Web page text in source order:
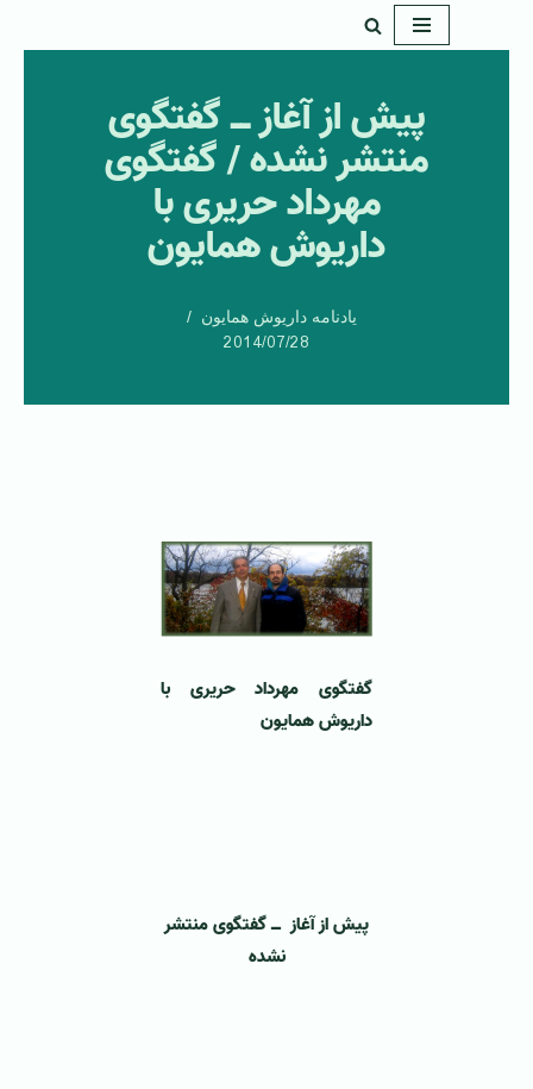
پیش از آغاز ــ گفتگوی
منتشر نشده / گفتگوی
مهرداد حریری با
داریوش همایون
یادنامه داریوش همایون
2014/07/28
گفتگوی مهرداد حریری با
داریوش همایون
پیش از آغاز ــ گفتگوی منتشر
نشده